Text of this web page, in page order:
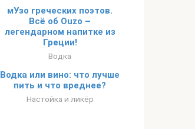
мУзо греческих поэтов.
Всё об Ouzo –
легендарном напитке из
Греции!
Водка
Водка или вино: что лучше
пить и что вреднее?
Настойка и ликёр